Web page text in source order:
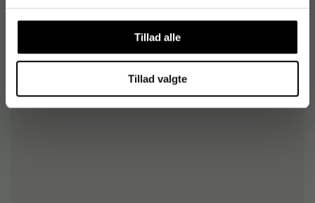
Tillad alle
Tillad valgte
EAN: 5701766992435